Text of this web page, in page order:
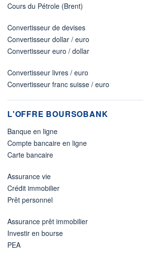
Cours du Pétrole (Brent)
Convertisseur de devises
Convertisseur dollar / euro
Convertisseur euro / dollar
Convertisseur livres / euro
Convertisseur franc suisse / euro
L'OFFRE BOURSOBANK
Banque en ligne
Compte bancaire en ligne
Carte bancaire
Assurance vie
Crédit immobilier
Prêt personnel
Assurance prêt immobilier
Investir en bourse
PEA